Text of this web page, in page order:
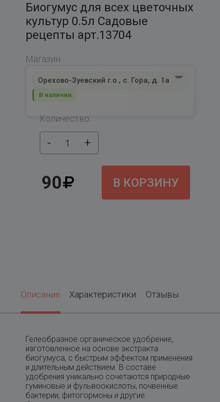
Биогумус для всех цветочных
культур 0.5л Садовые
рецепты арт.13704
Магазин:
Орехово-Зуевский г.о., с. Гора, д. 1а
В наличии
Количество:
- 1 +
90 В КОРЗИНУ
Описание Характеристики Отзывы
Гелеобразное органическое удобрение,
изготовленное на основе экстракта
биогумуса, с быстрым эффектом применения
и длительным действием. В составе
удобрения уникально сочетаются природные
гуминовые и фульвоокислоты, почвенные
бактерии, фитогормоны и другие